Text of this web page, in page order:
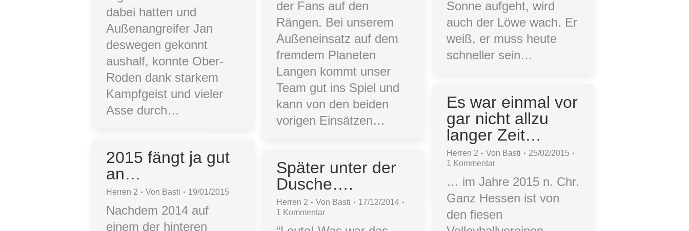
dabei hatten und
Außenangreifer Jan
deswegen gekonnt
aushalf, konnte Ober-
Roden dank starkem
Kampfgeist und vieler
Asse durch…
Sonne aufgeht, wird
auch der Löwe wach. Er
weiß, er muss heute
schneller sein…
der Fans auf den
Rängen. Bei unserem
Außeneinsatz auf dem
fremdem Planeten
Langen kommt unser
Team gut ins Spiel und
kann von den beiden
vorigen Einsätzen…
Es war einmal vor
gar nicht allzu
langer Zeit…
Herren 2 Von Basti
25/02/2015
1 Kommentar
… im Jahre 2015 n. Chr.
Ganz Hessen ist von
den fiesen
2015 fängt ja gut
an…
Herren 2 Von Basti 19/01/2015
Nachdem 2014 auf
einem der hinteren
Später unter der
Dusche….
Herren 2 Von Basti
17/12/2014
1 Kommentar